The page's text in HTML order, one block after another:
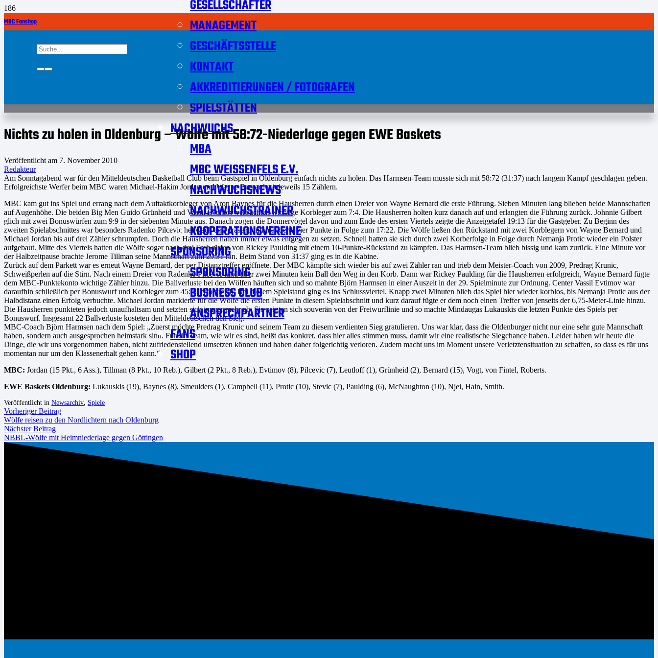
MBC Fanshop
GESELLSCHAFTER
MANAGEMENT
GESCHÄFTSSTELLE
KONTAKT
AKKREDITIERUNGEN / FOTOGRAFEN
SPIELSTÄTTEN
NACHWUCHS
MBA
MBC WEISSENFELS E.V.
NACHWUCHSNEWS
NACHWUCHSTRAINER
KOOPERATIONSVEREINE
SPONSORING
SPONSORING
BUSINESS CLUB
ANSPRECHPARTNER
FANS
SHOP
Nichts zu holen in Oldenburg – Wölfe mit 58:72-Niederlage gegen EWE Baskets
Veröffentlicht am 7. November 2010
Redakteur
Am Sonntagabend war für den Mitteldeutschen Basketball Club beim Gastspiel in Oldenburg einfach nichts zu holen. Das Harmsen-Team musste sich mit 58:72 (31:37) nach langem Kampf geschlagen geben.
Erfolgreichste Werfer beim MBC waren Michael-Hakim Jordan und Wayne Bernard mit jeweils 15 Zählern.
MBC kam gut ins Spiel und errang nach dem Auftaktkorbleger von Aron Baynes für die Hausherren durch einen Dreier von Wayne Bernard die erste Führung. Sieben Minuten lang blieben beide Mannschaften
auf Augenhöhe. Die beiden Big Men Guido Grünheid und Vassil Evtimov verbuchten wichtige Korbleger zum 7:4. Die Hausherren holten kurz danach auf und erlangten die Führung zurück. Johnnie Gilbert
glich mit zwei Bonuswürfen zum 9:9 in der siebenten Minute aus. Danach zogen die Donnervögel davon und zum Ende des ersten Viertels zeigte die Anzeigetafel 19:13 für die Gastgeber. Zu Beginn des
zweiten Spielabschnittes war besonders Radenko Pilcevic hellwach und präsent und markierte vier Punkte in Folge zum 17:22. Die Wölfe ließen den Rückstand mit zwei Korblegern von Wayne Bernard und
Michael Jordan bis auf drei Zähler schrumpfen. Doch die Hausherren hatten immer etwas entgegen zu setzen. Schnell hatten sie sich durch zwei Korberfolge in Folge durch Nemanja Protic wieder ein Polster
aufgebaut. Mitte des Viertels hatten die Wölfe sogar nach drei Freiwürfen von Rickey Paulding mit einem 10-Punkte-Rückstand zu kämpfen. Das Harmsen-Team blieb bissig und kam zurück. Eine Minute vor
der Halbzeitpause brachte Jerome Tillman seine Mannschaft zum 29:31 ran. Beim Stand von 31:37 ging es in die Kabine.
Zurück auf dem Parkett war es erneut Wayne Bernard, der per Distanztreffer eröffnete. Der MBC kämpfte sich wieder bis auf zwei Zähler ran und trieb dem Meister-Coach von 2009, Predrag Krunic,
Schweißperlen auf die Stirn. Nach einem Dreier von Radenko Pilcevic fand über zwei Minuten kein Ball den Weg in den Korb. Dann war Rickey Paulding für die Hausherren erfolgreich, Wayne Bernard fügte
dem MBC-Punktekonto wichtige Zähler hinzu. Die Ballverluste bei den Wölfen häuften sich und so mahnte Björn Harmsen in einer Auszeit in der 29. Spielminute zur Ordnung. Center Vassil Evtimov war
daraufhin schließlich per Bonuswurf und Korbleger zum 45:49 erfolgreich. Bei diesem Spielstand ging es ins Schlussviertel. Knapp zwei Minuten blieb das Spiel hier wieder korblos, bis Nemanja Protic aus der
Halbdistanz einen Erfolg verbuchte. Michael Jordan markierte für die Wölfe die ersten Punkte in diesem Spielabschnitt und kurz darauf fügte er dem noch einen Treffer von jenseits der 6,75-Meter-Linie hinzu.
Die Hausherren punkteten jedoch unaufhaltsam und setzten sich immer mehr ab. Sie zeigten sich souverän von der Freiwurflinie und so machte Mindaugas Lukauskis die letzten Punkte des Spiels per
Bonuswurf. Insgesamt 22 Ballverluste kosteten den Mitteldeutschen den Sieg.
MBC-Coach Björn Harmsen nach dem Spiel: „Zuerst möchte Predrag Krunic und seinem Team zu diesem verdienten Sieg gratulieren. Uns war klar, dass die Oldenburger nicht nur eine sehr gute Mannschaft
haben, sondern auch ausgesprochen heimstark sind. Für ein Team, wie wir es sind, heißt das konkret, dass hier alles stimmen muss, damit wir eine realistische Siegchance haben. Leider haben wir heute die
Dinge, die wir uns vorgenommen haben, nicht zufriedenstellend umsetzen können und haben daher folgerichtig verloren. Zudem macht uns im Moment unsere Verletztensituation zu schaffen, so dass es für uns
momentan nur um den Klassenerhalt gehen kann.“
MBC: Jordan (15 Pkt., 6 Ass.), Tillman (8 Pkt., 10 Reb.), Gilbert (2 Pkt., 8 Reb.), Evtimov (8), Pilcevic (7), Leutloff (1), Grünheid (2), Bernard (15), Vogt, von Fintel, Roberts.
EWE Baskets Oldenburg: Lukauskis (19), Baynes (8), Smeulders (1), Campbell (11), Protic (10), Stevic (7), Paulding (6), McNaughton (10), Njei, Hain, Smith.
Veröffentlicht in Newsarchiv, Spiele
Vorheriger Beitrag
Wölfe reisen zu den Nordlichtern nach Oldenburg
Nächster Beitrag
NBBL-Wölfe mit Heimniederlage gegen Göttingen